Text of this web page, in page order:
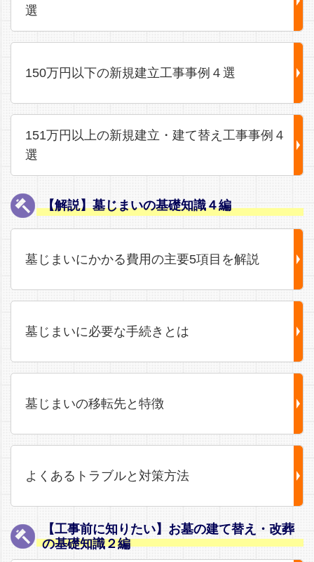
選
150万円以下の新規建立工事事例４選
151万円以上の新規建立・建て替え工事事例４
選
【解説】墓じまいの基礎知識４編
墓じまいにかかる費用の主要5項目を解説
墓じまいに必要な手続きとは
墓じまいの移転先と特徴
よくあるトラブルと対策方法
【工事前に知りたい】お墓の建て替え・改葬
の基礎知識２編